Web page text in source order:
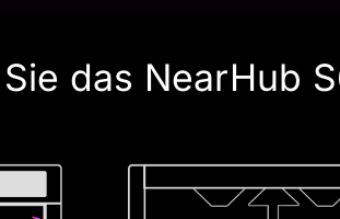
das NearHub